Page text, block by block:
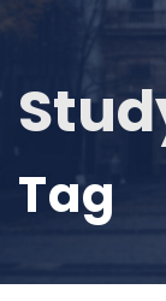
Tag